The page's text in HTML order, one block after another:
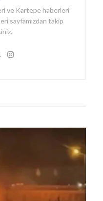
ve Kartepe haberleri
sayfamızdan takip